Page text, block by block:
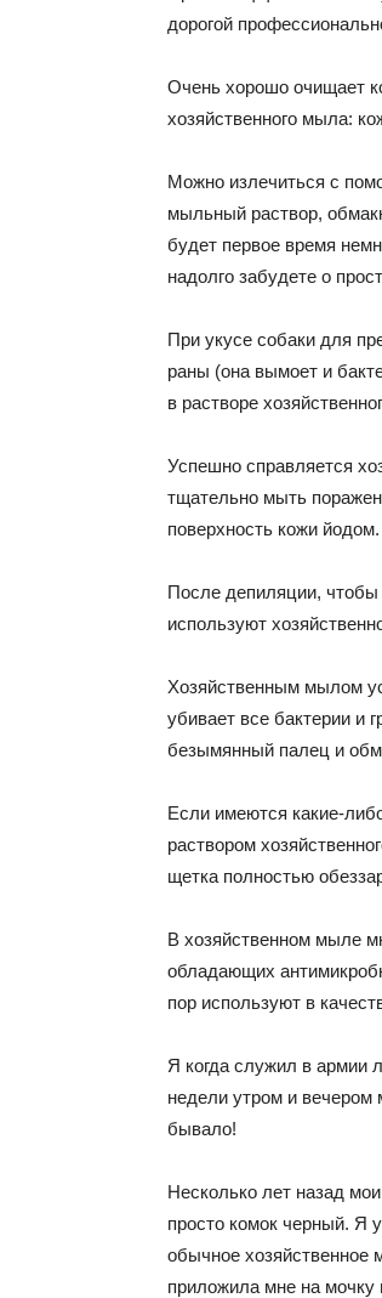
дорогой
Очень хорошо очищает
хозяйственного мыла:
Можно излечиться с
мыльный раствор,
будет первое время
надолго забудете о
При укусе собаки для
раны (она вымоет и
в растворе
Успешно справляется
тщательно мыть
поверхность кожи йодом.
После депиляции, чтобы
используют
Хозяйственным мылом
убивает все бактерии и
безымянный палец и
Если имеются какие-
раствором
щетка полностью
В хозяйственном мыле
обладающих
пор используют в
Я когда служил в армии
недели утром и вечером
бывало!
Несколько лет назад
просто комок черный. Я
обычное хозяйственное
приложила мне на